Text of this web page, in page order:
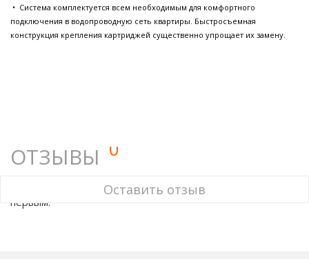
• Система комплектуется всем необходимым для комфортного
подключения в водопроводную сеть квартиры. Быстросъемная
конструкция крепления картриджей существенно упрощает их замену.
ОТЗЫВЫ 0
Оставить отзыв
У этого товара нет ни одного отзыва. Вы можете стать
первым.